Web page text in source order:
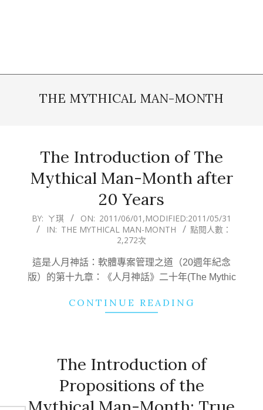
THE MYTHICAL MAN-MONTH
The Introduction of The
Mythical Man-Month after
20 Years
2011-
06-
BY: ㄚ琪 ON: 2011/06/01 ,MODIFIED:2011/05/31
IN: THE MYTHICAL MAN-MONTH
點閱人數：
2,272次
這是人月神話：軟體專案管理之道（20週年紀念
版）的第十九章：《人月神話》二十年(The Mythic
CONTINUE READING
The Introduction of
Propositions of the